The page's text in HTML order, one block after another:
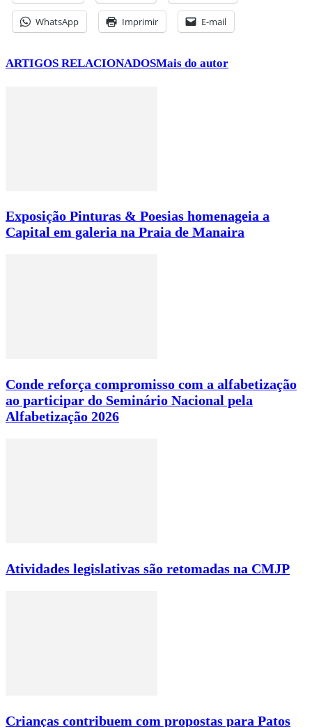
WhatsApp Imprimir E-mail
ARTIGOS RELACIONADOSMais do autor
Exposição Pinturas & Poesias homenageia a
Capital em galeria na Praia de Manaira
Conde reforça compromisso com a alfabetização
ao participar do Seminário Nacional pela
Alfabetização 2026
Atividades legislativas são retomadas na CMJP
Crianças contribuem com propostas para Patos